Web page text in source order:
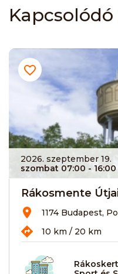
2026. szeptember 19.
szombat 07:00 - 16:00
Rákosmente
1174 Budapest,
10 km / 20 km